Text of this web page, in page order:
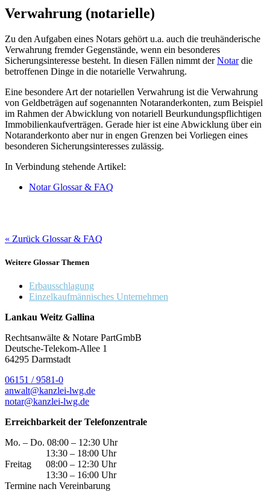
Verwahrung (notarielle)
Zu den Aufgaben eines Notars gehört u.a. auch die treuhänderische
Verwahrung fremder Gegenstände, wenn ein besonderes
Sicherungsinteresse besteht. In diesen Fällen nimmt derNotardie
betroffenen Dinge in die notarielle Verwahrung.
Eine besondere Art der notariellen Verwahrung ist die Verwahrung
von Geldbeträgen auf sogenannten Notaranderkonten, zum Beispiel
im Rahmen der Abwicklung von notariell Beurkundungspflichtigen
Immobilienkaufverträgen. Gerade hier ist eine Abwicklung über ein
Notaranderkonto aber nur in engen Grenzen bei Vorliegen eines
besonderen Sicherungsinteresses zulässig.
In Verbindung stehende Artikel:
Notar Glossar & FAQ
« Zurück Glossar & FAQ
Weitere Glossar Themen
Erbausschlagung
Einzelkaufmännisches Unternehmen
Lankau Weitz Gallina
Rechtsanwälte & Notare PartGmbB
Deutsche-Telekom-Allee 1
64295 Darmstadt
06151 / 9581-0
anwalt@kanzlei-lwg.de
notar@kanzlei-lwg.de
Erreichbarkeit der Telefonzentrale
Mo. – Do. 08:00 – 12:30 Uhr
13:30 – 18:00 Uhr
Freitag 08:00 – 12:30 Uhr
13:30 – 16:00 Uhr
Termine nach Vereinbarung